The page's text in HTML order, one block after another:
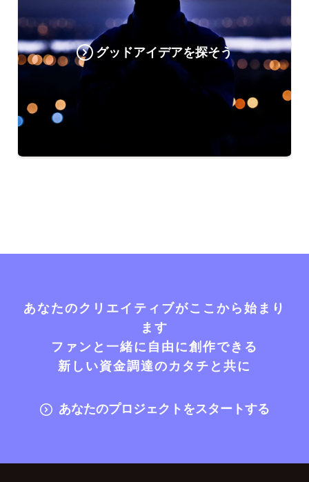
グッドアイデアを探そう
あなたのクリエイティブがここから始まり
ます
ファンと一緒に自由に創作できる
新しい資金調達のカタチと共に
あなたのプロジェクトをスタートする